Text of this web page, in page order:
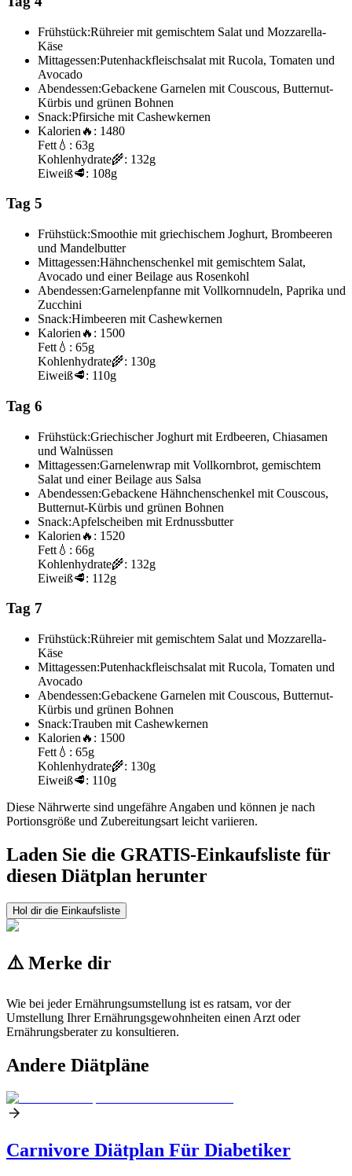
Frühstück:Rühreier mit gemischtem Salat und Mozzarella-
Käse
Mittagessen:Putenhackfleischsalat mit Rucola, Tomaten und
Avocado
Abendessen:Gebackene Garnelen mit Couscous, Butternut-
Kürbis und grünen Bohnen
Snack:Pfirsiche mit Cashewkernen
Kalorien 🔥: 1480
Fett 💧: 63g
Kohlenhydrate🌾: 132g
Eiweiß🥩: 108g
Tag 5
Frühstück:Smoothie mit griechischem Joghurt, Brombeeren
und Mandelbutter
Mittagessen:Hähnchenschenkel mit gemischtem Salat,
Avocado und einer Beilage aus Rosenkohl
Abendessen:Garnelenpfanne mit Vollkornnudeln, Paprika und
Zucchini
Snack:Himbeeren mit Cashewkernen
Kalorien 🔥: 1500
Fett 💧: 65g
Kohlenhydrate🌾: 130g
Eiweiß🥩: 110g
Tag 6
Frühstück:Griechischer Joghurt mit Erdbeeren, Chiasamen
und Walnüssen
Mittagessen:Garnelenwrap mit Vollkornbrot, gemischtem
Salat und einer Beilage aus Salsa
Abendessen:Gebackene Hähnchenschenkel mit Couscous,
Butternut-Kürbis und grünen Bohnen
Snack:Apfelscheiben mit Erdnussbutter
Kalorien 🔥: 1520
Fett 💧: 66g
Kohlenhydrate🌾: 132g
Eiweiß🥩: 112g
Tag 7
Frühstück:Rühreier mit gemischtem Salat und Mozzarella-
Käse
Mittagessen:Putenhackfleischsalat mit Rucola, Tomaten und
Avocado
Abendessen:Gebackene Garnelen mit Couscous, Butternut-
Kürbis und grünen Bohnen
Snack:Trauben mit Cashewkernen
Kalorien 🔥: 1500
Fett 💧: 65g
Kohlenhydrate🌾: 130g
Eiweiß🥩: 110g
Diese Nährwerte sind ungefähre Angaben und können je nach
Portionsgröße und Zubereitungsart leicht variieren.
Laden Sie die GRATIS-Einkaufsliste für
diesen Diätplan herunter
Hol dir die Einkaufsliste
⚠️ Merke dir
Wie bei jeder Ernährungsumstellung ist es ratsam, vor der
Umstellung Ihrer Ernährungsgewohnheiten einen Arzt oder
Ernährungsberater zu konsultieren.
Andere Diätpläne
Carnivore Diätplan Für Diabetiker